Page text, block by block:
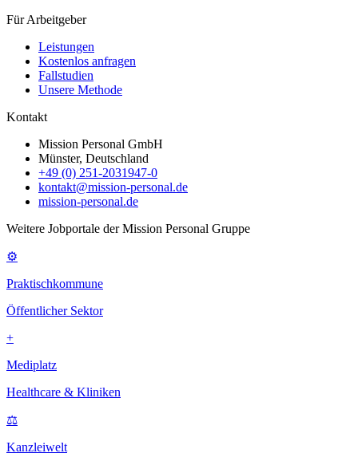
Für Arbeitgeber
Leistungen
Kostenlos anfragen
Fallstudien
Unsere Methode
Kontakt
Mission Personal GmbH
Münster, Deutschland
+49 (0) 251-2031947-0
kontakt@mission-personal.de
mission-personal.de
Weitere Jobportale der Mission Personal Gruppe
⚙
Praktischkommune
Öffentlicher Sektor
+
Mediplatz
Healthcare & Kliniken
⚖
Kanzleiwelt